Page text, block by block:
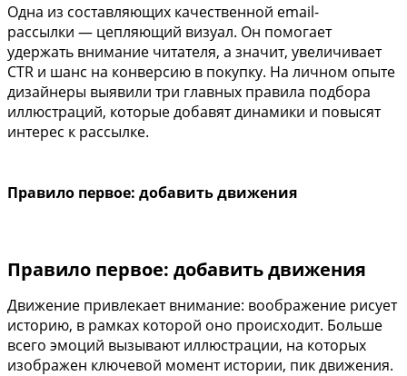
Одна из составляющих качественной email-
рассылки — цепляющий визуал. Он помогает
удержать внимание читателя, а значит, увеличивает
CTR и шанс на конверсию в покупку. На личном опыте
дизайнеры выявили три главных правила подбора
иллюстраций, которые добавят динамики и повысят
интерес к рассылке.
Правило первое: добавить движения
Правило первое: добавить движения
Движение привлекает внимание: воображение рисует
историю, в рамках которой оно происходит. Больше
всего эмоций вызывают иллюстрации, на которых
изображен ключевой момент истории, пик движения.